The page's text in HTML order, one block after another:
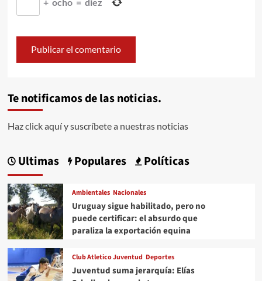
Te notificamos de las noticias.
Haz click aquí y suscríbete a nuestras noticias
Ultimas Populares Políticas
Ambientales Nacionales
Uruguay sigue habilitado, pero no
puede certificar: el absurdo que
paraliza la exportación equina
Club Atletico Juventud Deportes
Juventud suma jerarquía: Elías